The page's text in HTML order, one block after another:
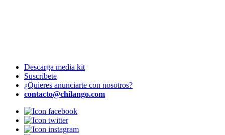
Descarga media kit
Suscríbete
¿Quieres anunciarte con nosotros?
contacto@chilango.com